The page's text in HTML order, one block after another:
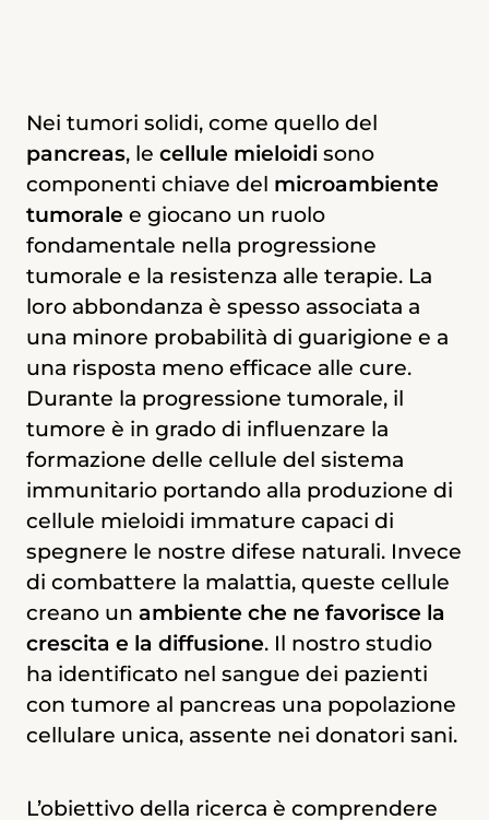
Nei tumori solidi, come quello del
pancreas, le cellule mieloidisono
componenti chiave del microambiente
tumorale e giocano un ruolo
fondamentale nella progressione
tumorale e la resistenza alle terapie. La
loro abbondanza è spesso associata a
una minore probabilità di guarigione e a
una risposta meno efficace alle cure.
Durante la progressione tumorale, il
tumore è in grado di influenzare la
formazione delle cellule del sistema
immunitario portando alla produzione di
cellule mieloidi immature capaci di
spegnere le nostre difese naturali. Invece
di combattere la malattia, queste cellule
creano un ambiente che ne favorisce la
crescita e la diffusione. Il nostro studio
ha identificato nel sangue dei pazienti
con tumore al pancreas una popolazione
cellulare unica, assente nei donatori sani.
L’obiettivo della ricerca è comprendere
Obiettivo:definire l’influenza del tumore
pancreatico sulla formazione di alcune
cellule del sangue, valutando i parametri
molecolari
I tumori non si limitano a crescere e
diffondersi nel corpo, ma sono anche in
grado di influenzare altri sistemi, come
quello sanguigno. In particolare, possono
interferire conl’ematopoiesi , cioè il
processo di produzione delle cellule del
sangue. Particolarmente colpite sono
soprattutto lecellule mieloidi, che
normalmente hanno il compito di
difenderci dalle malattie e mantenere
l’equilibrio del sistema immunitario.
Alterazioni nelle cellule mieloidi
stimolano la crescita del tumore, con
impatto negativo sulla sopravvivenza dei
pazienti. Capire come il tumore esercita
la sua influenza sulle cellule mieloidi è
mirate per i pazienti oncologici. Studi
L’ematopoiesi, ossia la formazione di
tutte le cellule del sangue, avviene a
partire dalle cosiddette cellule staminali
ematopoietiche: queste danno origine a
due “lignaggi” di cellule progenitrici da
cui poi derivano tutti gli altri tipi di cellule
mature. Uno di questi lignaggi è
chiamato mieloide, da cui nel midollo
osseo originano i globuli rossi e alcune
cellule immunitarie come i monociti. In
casi di stress per il corpo, come
un’infezione o un’infiammazione, ha
luogo una ematopoiesi alterata (detta “di
emergenza”): dal midollo osseo viene
aumentata la produzione di cellule
mieloidi e vengono emesse anche cellule
immature, con una maggiore
eterogeneità dei tipi cellulari introdotti in
circolazione. Recentemente, in campioni
di pazienti affetti da adenocarcinoma
pancreatico duttale, è stata osservata la
peculiari, assente in soggetti sani.